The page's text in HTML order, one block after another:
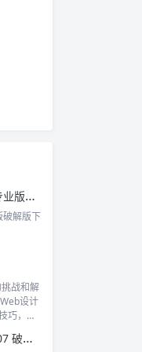
MobaXterm V23.2最新专业版破解版下载
解版下
战和解
设计
巧，理
且具有
Sublime text3 Build 3207 破解激活